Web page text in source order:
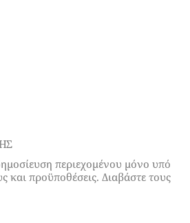
περιεχομένου μόνο υπό
και προϋποθέσεις. Διαβάστε τους